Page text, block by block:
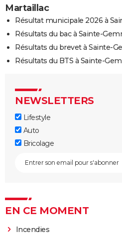
Martaillac
Résultat municipale 2026 à
Résultats du bac à Sainte-
Résultats du brevet à Sainte-
Résultats du BTS à Sainte-
NEWSLETTERS
Lifestyle
Auto
Bricolage
EN CE MOMENT
Incendies